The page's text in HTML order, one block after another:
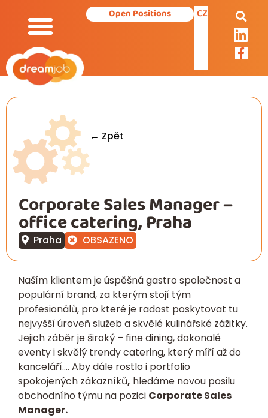
Open Positions CZ
← Zpět
Corporate Sales Manager –
office catering, Praha
Praha OBSAZENO
Naším klientem je úspěšná gastro společnost a
populární brand, za kterým stojí tým
profesionálů, pro které je radost poskytovat tu
nejvyšší úroveň služeb a skvělé kulinářské zážitky.
Jejich záběr je široký – fine dining, dokonalé
eventy i skvělý trendy catering, který míří až do
kanceláří…. Aby dále rostlo i portfolio
spokojených zákazníků, hledáme novou posilu
obchodního týmu na pozici Corporate Sales
Manager.